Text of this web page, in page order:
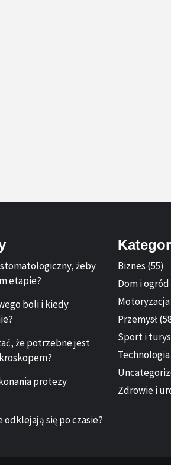
żeby
etapie?
boli i kiedy
że potrzebne jest
protezy
się po czasie?
Biznes (55)
Dom i ogród
Motoryzacja
Przemysł
Sport i
Technologia
Zdrowie i